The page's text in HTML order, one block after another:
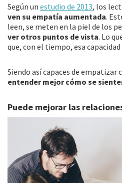
Según un estudio de 2013, los
ven su empatía aumentada.
leen, se meten en la piel de los
ver otros puntos de vista. Lo
que, con el tiempo, esa
Siendo así capaces de empatizar
entender mejor cómo se
Puede mejorar las